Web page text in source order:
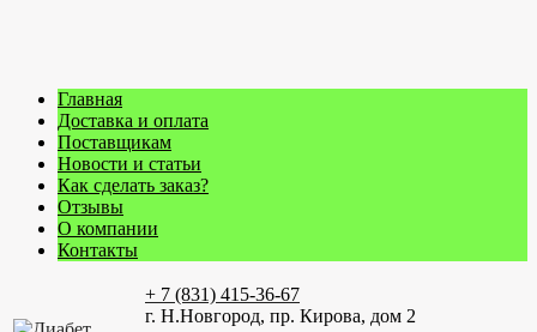
Главная
Доставка и оплата
Поставщикам
Новости и статьи
Как сделать заказ?
Отзывы
О компании
Контакты
+ 7 (831) 415-36-67
г. Н.Новгород, пр. Кирова, дом 2